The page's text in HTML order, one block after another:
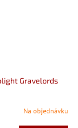
Gravelords
Na objednávku